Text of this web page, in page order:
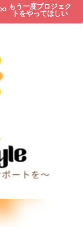
もう一度プロジェク
トをやってほしい